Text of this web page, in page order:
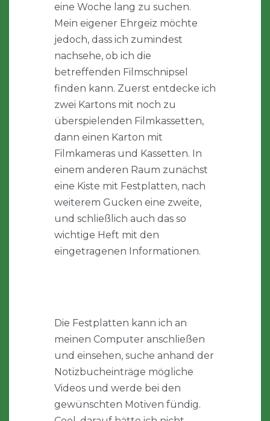
eine Woche lang zu suchen.
Mein eigener Ehrgeiz möchte
jedoch, dass ich zumindest
nachsehe, ob ich die
betreffenden Filmschnipsel
finden kann. Zuerst entdecke ich
zwei Kartons mit noch zu
überspielenden Filmkassetten,
dann einen Karton mit
Filmkameras und Kassetten. In
einem anderen Raum zunächst
eine Kiste mit Festplatten, nach
weiterem Gucken eine zweite,
und schließlich auch das so
wichtige Heft mit den
eingetragenen Informationen.
Die Festplatten kann ich an
meinen Computer anschließen
und einsehen, suche anhand der
Notizbucheinträge mögliche
Videos und werde bei den
gewünschten Motiven fündig.